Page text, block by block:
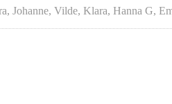
Johanne, Vilde, Klara, Hanna G,